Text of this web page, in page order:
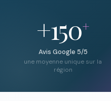
+150+
Avis Google 5/5
une moyenne unique sur la
région